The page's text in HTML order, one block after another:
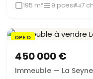
195 m² 9 pces 7
DPE D
450 000 €
Immeuble — La